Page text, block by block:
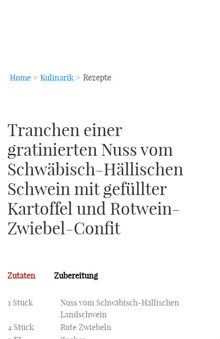
Home > Kulinarik > Rezepte
Tranchen einer
gratinierten Nuss vom
Schwäbisch-Hällischen
Schwein mit gefüllter
Kartoffel und Rotwein-
Zwiebel-Confit
Zutaten Zubereitung
1 Stück
Nuss vom Schwäbisch-Hällischen
Landschwein
4 Stück
Rote Zwiebeln